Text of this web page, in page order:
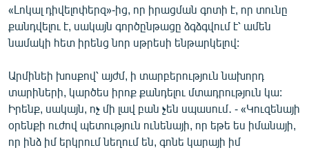
«Լոկալ դիվելոփերզ»-ից, որ իրացման գոտի է, որ տունը
քանդվելու է, սակայն գործընթացը ձգձգվում է՝ ամեն
նամակի հետ իրենց նոր սթրեսի ենթարկելով:
Արմինեի խոսքով՝ այժմ, ի տարբերություն նախորդ
տարիների, կարծես իրոք քանդելու մտադրություն կա:
Իրենք, սակայն, ոչ մի լավ բան չեն սպասում․ - «Կուզենայի
օրենքի ուժով պետություն ունենայի, որ եթե ես իմանայի,
որ ինձ իմ երկրում նեղում են, գոնե կարայի իմ